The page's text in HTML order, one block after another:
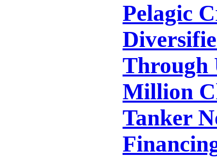
Pelagic
Through
Million
Tanker